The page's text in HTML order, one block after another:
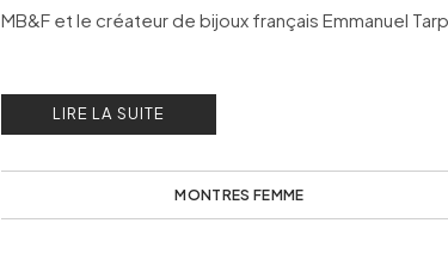
MB&F et le créateur de bijoux français Emmanuel
LIRE LA SUITE
MONTRES FEMME